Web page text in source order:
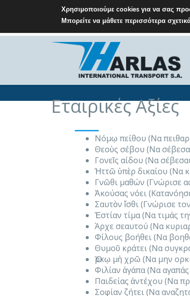
M: info@harlas.gr T: +30 210
Εταιρικές Αξίες
___
Νόμῳ πείθου (Να
Θεοὺς σέβου (Να
Γονεῖς αίδου (Να
Ἡττῶ ὑπὲρ δικαίου (Να
Γνῶθι μαθών (Γνώρισε
Ἀκούσας νόει
Σαυτὸν ἴσθι (Γνώρισε
Ἑστίαν τίμα (Να τιμάς
Άρχε σεαυτού (Να
Φίλους βοήθει (Να
Θυμοῦ κράτει (Να
Ὅρκῳ μὴ χρῶ (Να μην
Φιλίαν ἀγάπα (Να αγαπάς
Παιδείας ἀντέχου (Να
Σοφίαν ζήτει (Να
Χρησιμοποιούμε cookies για να σας
Μπορείτε να μάθετε περισσότερα